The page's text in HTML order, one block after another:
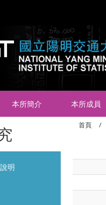
本所簡介 本所成員
明
首頁